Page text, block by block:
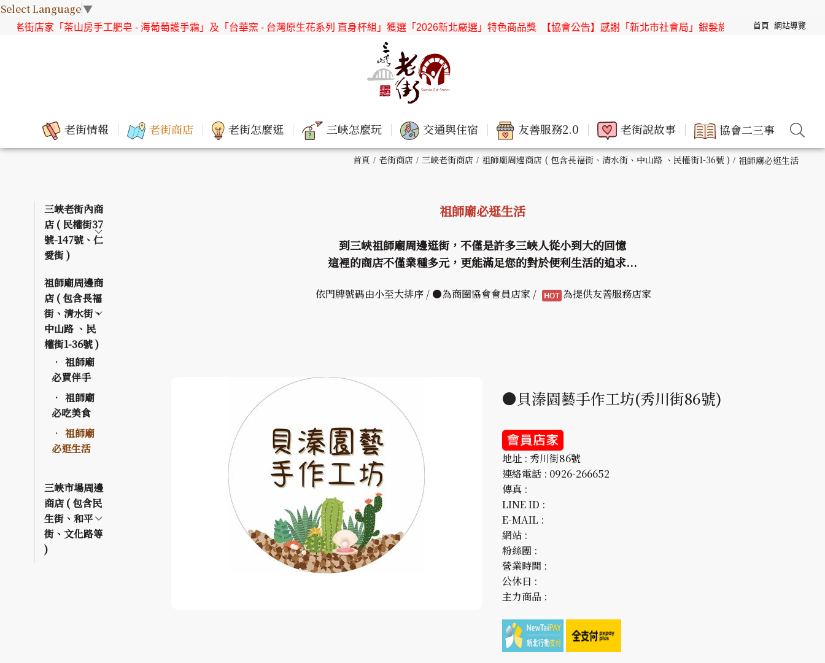
Select Language▼
房手工肥皂 - 海葡萄護手霜」及「台華窯 - 台灣原生花系列 直身杯組」獲選「2026新北嚴選」特色商品獎 【協會公告】感謝「新北市社會局」銀髮族節目「高年級超進化」來「三峽老街
首頁 網站導覽
老街情報 老街商店 老街怎麼逛 三峽怎麼玩 交通與住宿 友善服務2.0 老街說故事 協會二三事
首頁 老街商店 三峽老街商店 祖師廟周邊商店 ( 包含長福街、清水街、中山路 、民權街1-36號 ) 祖師廟必逛生活
三峽老街內商
店 ( 民權街37
號-147號、仁
愛街 )
祖師廟周邊商
店 ( 包含長福
街、清水街、
中山路 、民
權街1-36號 )
祖師廟
必買伴手
祖師廟
必吃美食
祖師廟
必逛生活
三峽市場周邊
商店 ( 包含民
生街、和平
街、文化路等
)
祖師廟必逛生活
到三峽祖師廟周邊逛街，不僅是許多三峽人從小到大的回憶
這裡的商店不僅業種多元，更能滿足您的對於便利生活的追求...
依門牌號碼由小至大排序 / ●為商圈協會會員店家 / 為提供友善服務店家
●貝溱園藝手作工坊(秀川街86號)
地址 : 秀川街86號
連絡電話 : 0926-266652
傳真 :
LINE ID :
E-MAIL :
網站 :
粉絲團 :
營業時間 :
公休日 :
主力商品 :